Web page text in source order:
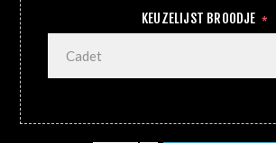
KEUZELIJST BROODJE *